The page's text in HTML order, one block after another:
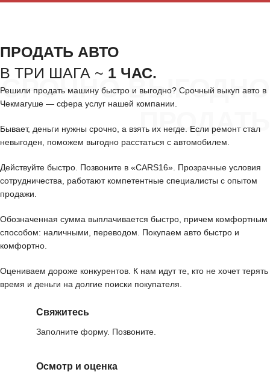
СРОЧНО ВЫГОДНО
ПРОДАТЬ
ПРОДАТЬ АВТО
В ТРИ ШАГА ~ 1 ЧАС.
Решили продать машину быстро и выгодно? Срочный выкуп авто в
Чекмагуше — сфера услуг нашей компании.
Бывает, деньги нужны срочно, а взять их негде. Если ремонт стал
невыгоден, поможем выгодно расстаться с автомобилем.
Действуйте быстро. Позвоните в «CARS16». Прозрачные условия
сотрудничества, работают компетентные специалисты с опытом
продажи.
Обозначенная сумма выплачивается быстро, причем комфортным
способом: наличными, переводом. Покупаем авто быстро и
комфортно.
Оцениваем дороже конкурентов. К нам идут те, кто не хочет терять
время и деньги на долгие поиски покупателя.
Свяжитесь
Заполните форму. Позвоните.
Осмотр и оценка